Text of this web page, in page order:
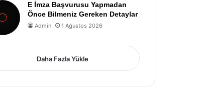
E İmza Başvurusu Yapmadan
Önce Bilmeniz Gereken Detaylar
Admin 1 Ağustos 2026
Daha Fazla Yükle